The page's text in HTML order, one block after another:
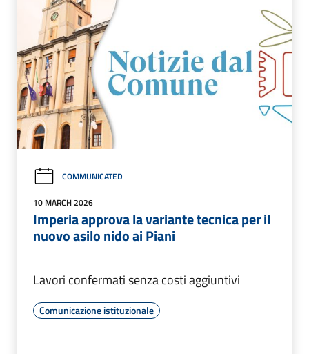
COMMUNICATED
10 MARCH 2026
Imperia approva la variante tecnica per il
nuovo asilo nido ai Piani
Lavori confermati senza costi aggiuntivi
Comunicazione istituzionale